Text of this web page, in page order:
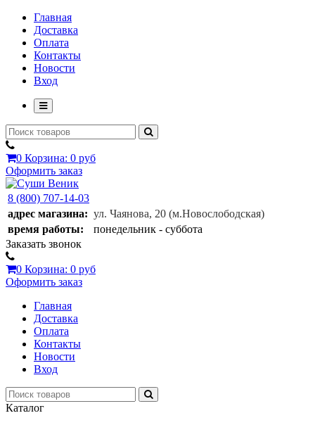
Главная
Доставка
Оплата
Контакты
Новости
Вход
0 Корзина: 0 руб
Оформить заказ
8 (800) 707-14-03
адрес магазина: ул. Чаянова, 20 (м.Новослободская)
время работы:
понедельник - суббота
Заказать звонок
0 Корзина: 0 руб
Оформить заказ
Главная
Доставка
Оплата
Контакты
Новости
Вход
Каталог